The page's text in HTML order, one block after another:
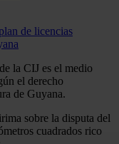
de licencias
la CIJ es el medio
el derecho
de Guyana.
sobre la disputa del
cuadrados rico